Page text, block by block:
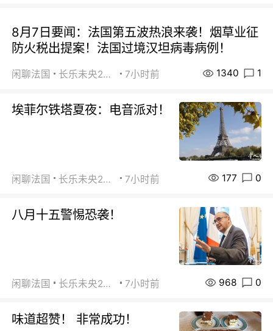
8月7日要闻：法国第五波热浪来袭！烟草业征
防火税出提案！法国过境汉坦病毒病例！
闲聊法国 长乐未央2015 7小时前 1340 1
埃菲尔铁塔夏夜：电音派对！
闲聊法国 长乐未央2015 7小时前 177 0
八月十五警惕恐袭！
闲聊法国 长乐未央2015 7小时前 968 0
味道超赞！ 非常成功！